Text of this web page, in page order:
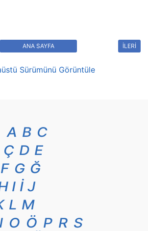
İLERİ
ANA SAYFA
Sürümünü Görüntüle
A B C
Ç D E
F G Ğ
I İ J
L M
O Ö P R S